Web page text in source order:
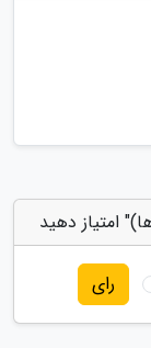
امتیاز دهید
رای